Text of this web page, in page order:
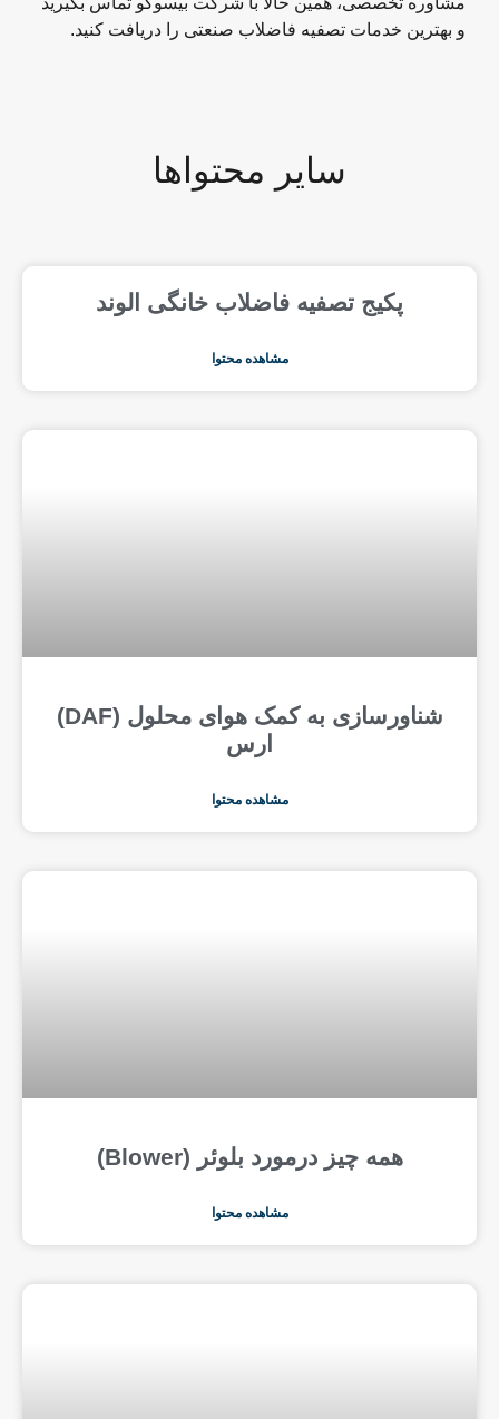
و بهترین خدمات تصفیه فاضلاب صنعتی را دریافت کنید.
سایر محتواها
پکیج تصفیه فاضلاب خانگی الوند
مشاهده محتوا
شناورسازی به کمک هوای محلول (DAF)
ارس
مشاهده محتوا
همه چیز درمورد بلوئر (Blower)
مشاهده محتوا